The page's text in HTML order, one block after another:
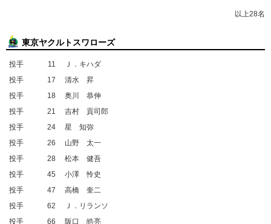
以上28名
東京ヤクルトスワローズ
投手 11
Ｊ．キハダ
投手
17
清水 昇
投手
18
奥川 恭伸
投手
21
吉村 貢司郎
投手
24
星 知弥
投手
26
山野 太一
投手
28
松本 健吾
投手
45
小澤 怜史
投手
47
高橋 奎二
投手
62
Ｊ．リランソ
投手
66 阪口 皓亮